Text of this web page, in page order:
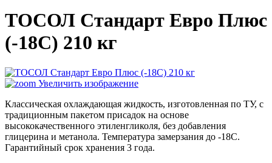
ТОСОЛ Стандарт Евро Плюс
(-18С) 210 кг
Увеличить изображение
Классическая охлаждающая жидкость, изготовленная по ТУ, с
традиционным пакетом присадок на основе
высококачественного этиленгликоля, без добавления
глицерина и метанола. Температура замерзания до -18С.
Гарантийный срок хранения 3 года.